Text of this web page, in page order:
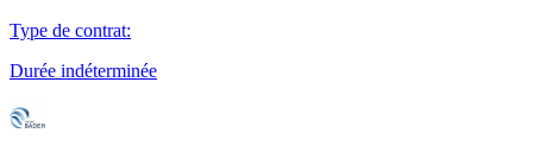
Type de contrat:
Durée indéterminée